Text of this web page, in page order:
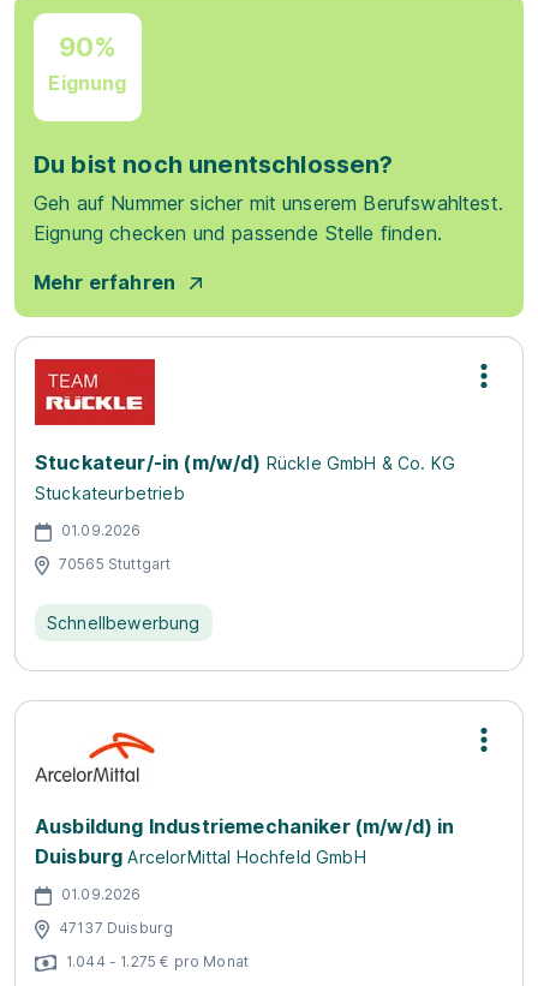
90%
Eignung
Du bist noch unentschlossen?
Geh auf Nummer sicher mit unserem Berufswahltest.
Eignung checken und passende Stelle finden.
Mehr erfahren
Stuckateur/-in (m/w/d) Rückle GmbH & Co. KG
Stuckateurbetrieb
01.09.2026
70565 Stuttgart
Schnellbewerbung
Ausbildung Industriemechaniker (m/w/d) in
Duisburg ArcelorMittal Hochfeld GmbH
01.09.2026
47137 Duisburg
1.044 - 1.275 € pro Monat